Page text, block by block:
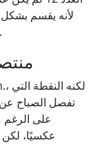
إلى أجزاء manageable بدون حسابات معقدة.
عكسيًا،